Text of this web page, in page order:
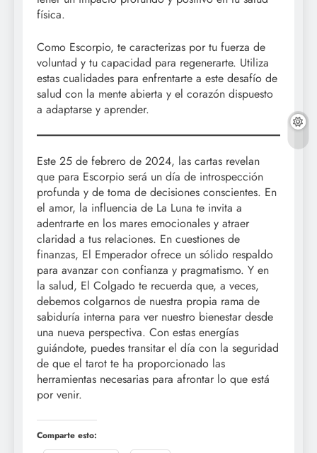
física.
Como Escorpio, te caracterizas por tu fuerza de
voluntad y tu capacidad para regenerarte. Utiliza
estas cualidades para enfrentarte a este desafío de
salud con la mente abierta y el corazón dispuesto
a adaptarse y aprender.
Este 25 de febrero de 2024, las cartas revelan
que para Escorpio será un día de introspección
profunda y de toma de decisiones conscientes. En
el amor, la influencia de La Luna te invita a
adentrarte en los mares emocionales y atraer
claridad a tus relaciones. En cuestiones de
finanzas, El Emperador ofrece un sólido respaldo
para avanzar con confianza y pragmatismo. Y en
la salud, El Colgado te recuerda que, a veces,
debemos colgarnos de nuestra propia rama de
sabiduría interna para ver nuestro bienestar desde
una nueva perspectiva. Con estas energías
guiándote, puedes transitar el día con la seguridad
de que el tarot te ha proporcionado las
herramientas necesarias para afrontar lo que está
por venir.
Comparte esto: